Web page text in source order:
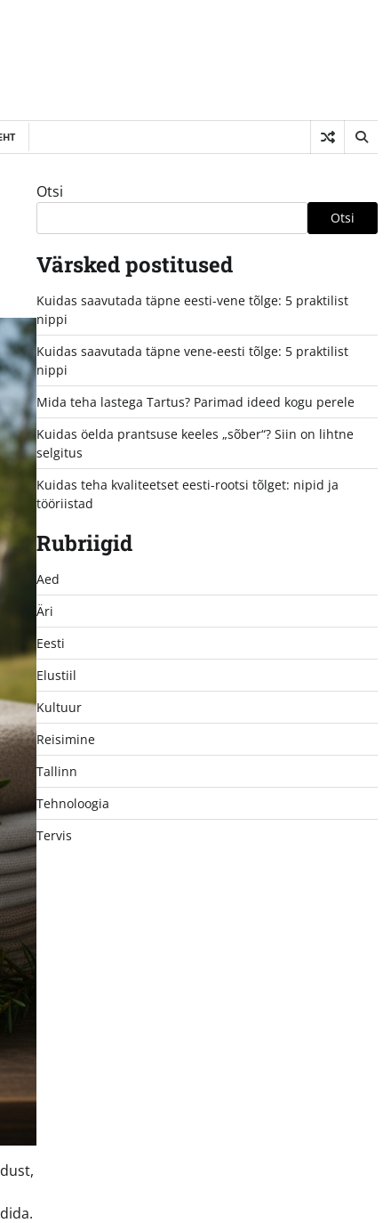
Otsi
Otsi
Värsked postitused
Kuidas saavutada täpne eesti-vene tõlge: 5 praktilist
nippi
Kuidas saavutada täpne vene-eesti tõlge: 5 praktilist
nippi
Mida teha lastega Tartus? Parimad ideed kogu perele
Kuidas öelda prantsuse keeles „sõber“? Siin on lihtne
selgitus
Kuidas teha kvaliteetset eesti-rootsi tõlget: nipid ja
tööriistad
Rubriigid
Aed
Äri
Eesti
Elustiil
Kultuur
Reisimine
Tallinn
Tehnoloogia
Tervis